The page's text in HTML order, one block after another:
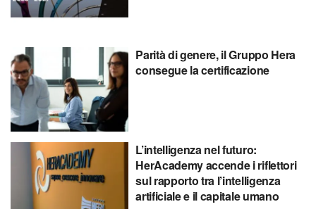
Parità di genere, il Gruppo Hera
consegue la certificazione
L’intelligenza nel futuro:
HerAcademy accende i riflettori
sul rapporto tra l’intelligenza
artificiale e il capitale umano